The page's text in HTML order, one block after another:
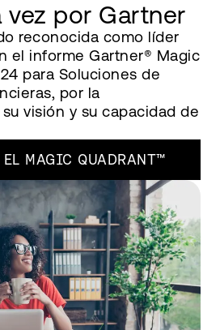
vez por Gartner
reconocida como líder
el informe Gartner® Magic
para Soluciones de
por la
visión y su capacidad de
EL MAGIC QUADRANT™